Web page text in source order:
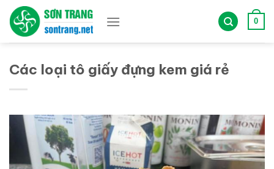
qua
0
Các loại tô giấy đựng kem giá rẻ